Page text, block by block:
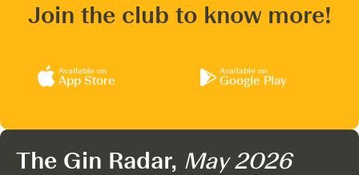
Join the club to know more!
Available on
App Store
Available on
Google Play
The Gin Radar, May 2026